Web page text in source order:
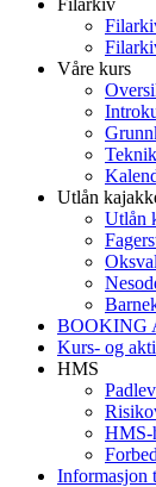
Filarkiv
Våre kurs
Utlån
Utlån
Oksval
BOOKING
Kurs- og
HMS
HMS-
Informasjon